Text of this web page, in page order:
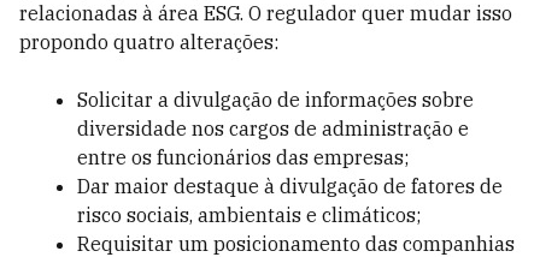
relacionadas à área ESG. O regulador quer mudar isso
propondo quatro alterações:
Solicitar a divulgação de informações sobre
diversidade nos cargos de administração e
entre os funcionários das empresas;
Dar maior destaque à divulgação de fatores de
risco sociais, ambientais e climáticos;
Requisitar um posicionamento das companhias